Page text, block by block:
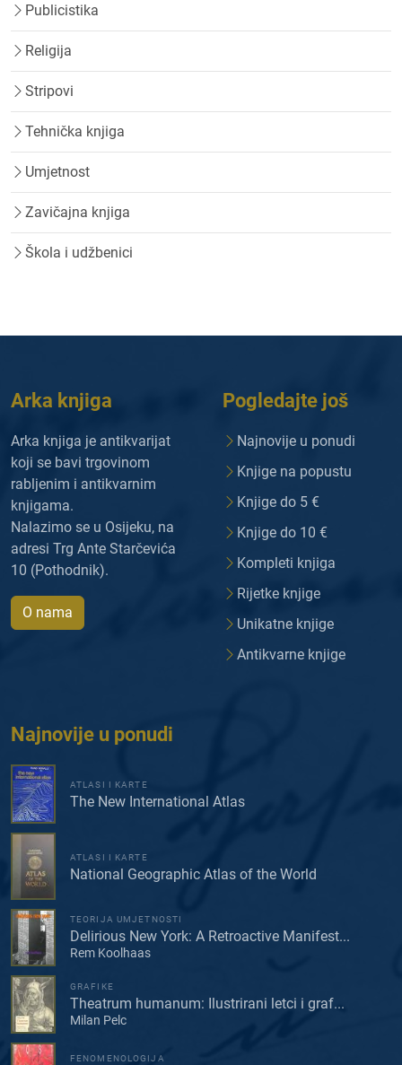
Publicistika
Religija
Stripovi
Tehnička knjiga
Umjetnost
Zavičajna knjiga
Škola i udžbenici
Arka knjiga
Arka knjiga je antikvarijat
koji se bavi trgovinom
rabljenim i antikvarnim
knjigama.
Nalazimo se u Osijeku, na
adresi Trg Ante Starčevića
10 (Pothodnik).
O nama
Pogledajte još
Najnovije u ponudi
Knjige na popustu
Knjige do 5 €
Knjige do 10 €
Kompleti knjiga
Rijetke knjige
Unikatne knjige
Antikvarne knjige
Najnovije u ponudi
ATLASI I KARTE
The New International Atlas
ATLASI I KARTE
National Geographic Atlas of the World
TEORIJA UMJETNOSTI
Delirious New York: A Retroactive Manifest...
Rem Koolhaas
GRAFIKE
Theatrum humanum: Ilustrirani letci i graf...
Milan Pelc
FENOMENOLOGIJA